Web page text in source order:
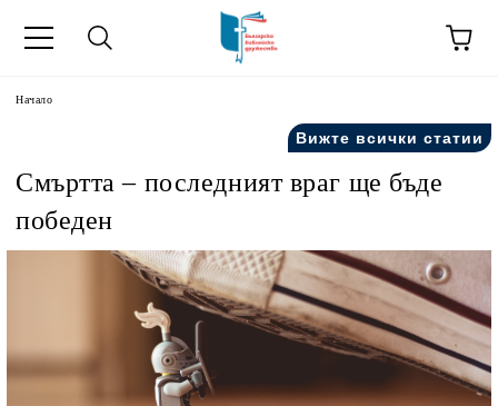
Начало
Вижте всички статии
Смъртта – последният враг ще бъде
победен